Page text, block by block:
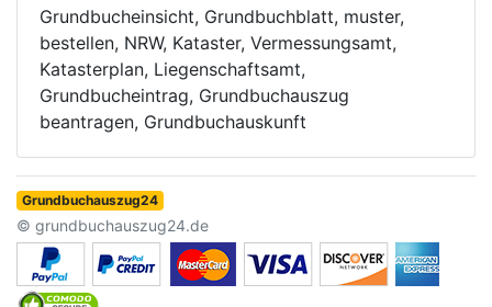
Grundbucheinsicht, Grundbuchblatt, muster,
bestellen, NRW, Kataster, Vermessungsamt,
Katasterplan, Liegenschaftsamt,
Grundbucheintrag, Grundbuchauszug
beantragen, Grundbuchauskunft
Grundbuchauszug24
© grundbuchauszug24.de